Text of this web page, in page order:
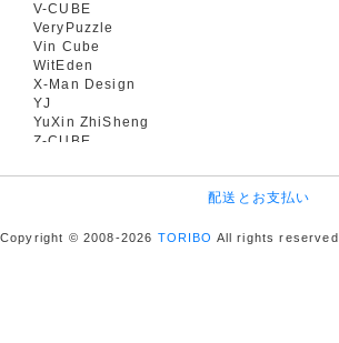
V-CUBE
VeryPuzzle
Vin Cube
WitEden
X-Man Design
YJ
YuXin ZhiSheng
Z-CUBE
配送とお支払い
Copyright © 2008-2026 TORIBO All rights reserved.